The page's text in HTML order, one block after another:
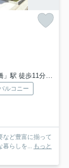
」駅 徒歩11分
ルコニー
など豊富に揃って
暮らしを... もっと